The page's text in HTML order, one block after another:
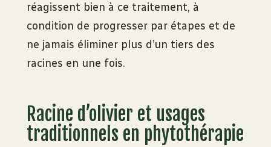
réagissent bien à ce traitement, à
condition de progresser par étapes et de
ne jamais éliminer plus d’un tiers des
racines en une fois.
Racine d’olivier et usages
traditionnels en phytothérapie